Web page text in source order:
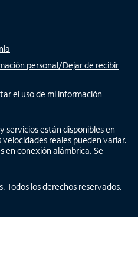
personal/Dejar de recibir
el uso de mi información
servicios están disponibles en
velocidades reales pueden variar.
en conexión alámbrica. Se
Todos los derechos reservados.